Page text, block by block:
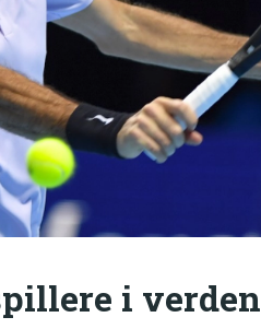
i verden